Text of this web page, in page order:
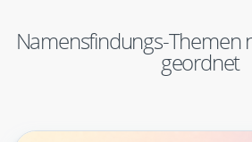
Namensfindungs-Themen
geordnet